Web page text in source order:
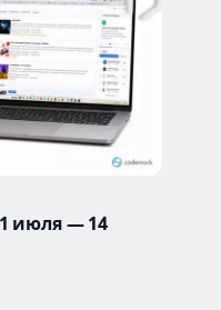
июля — 14